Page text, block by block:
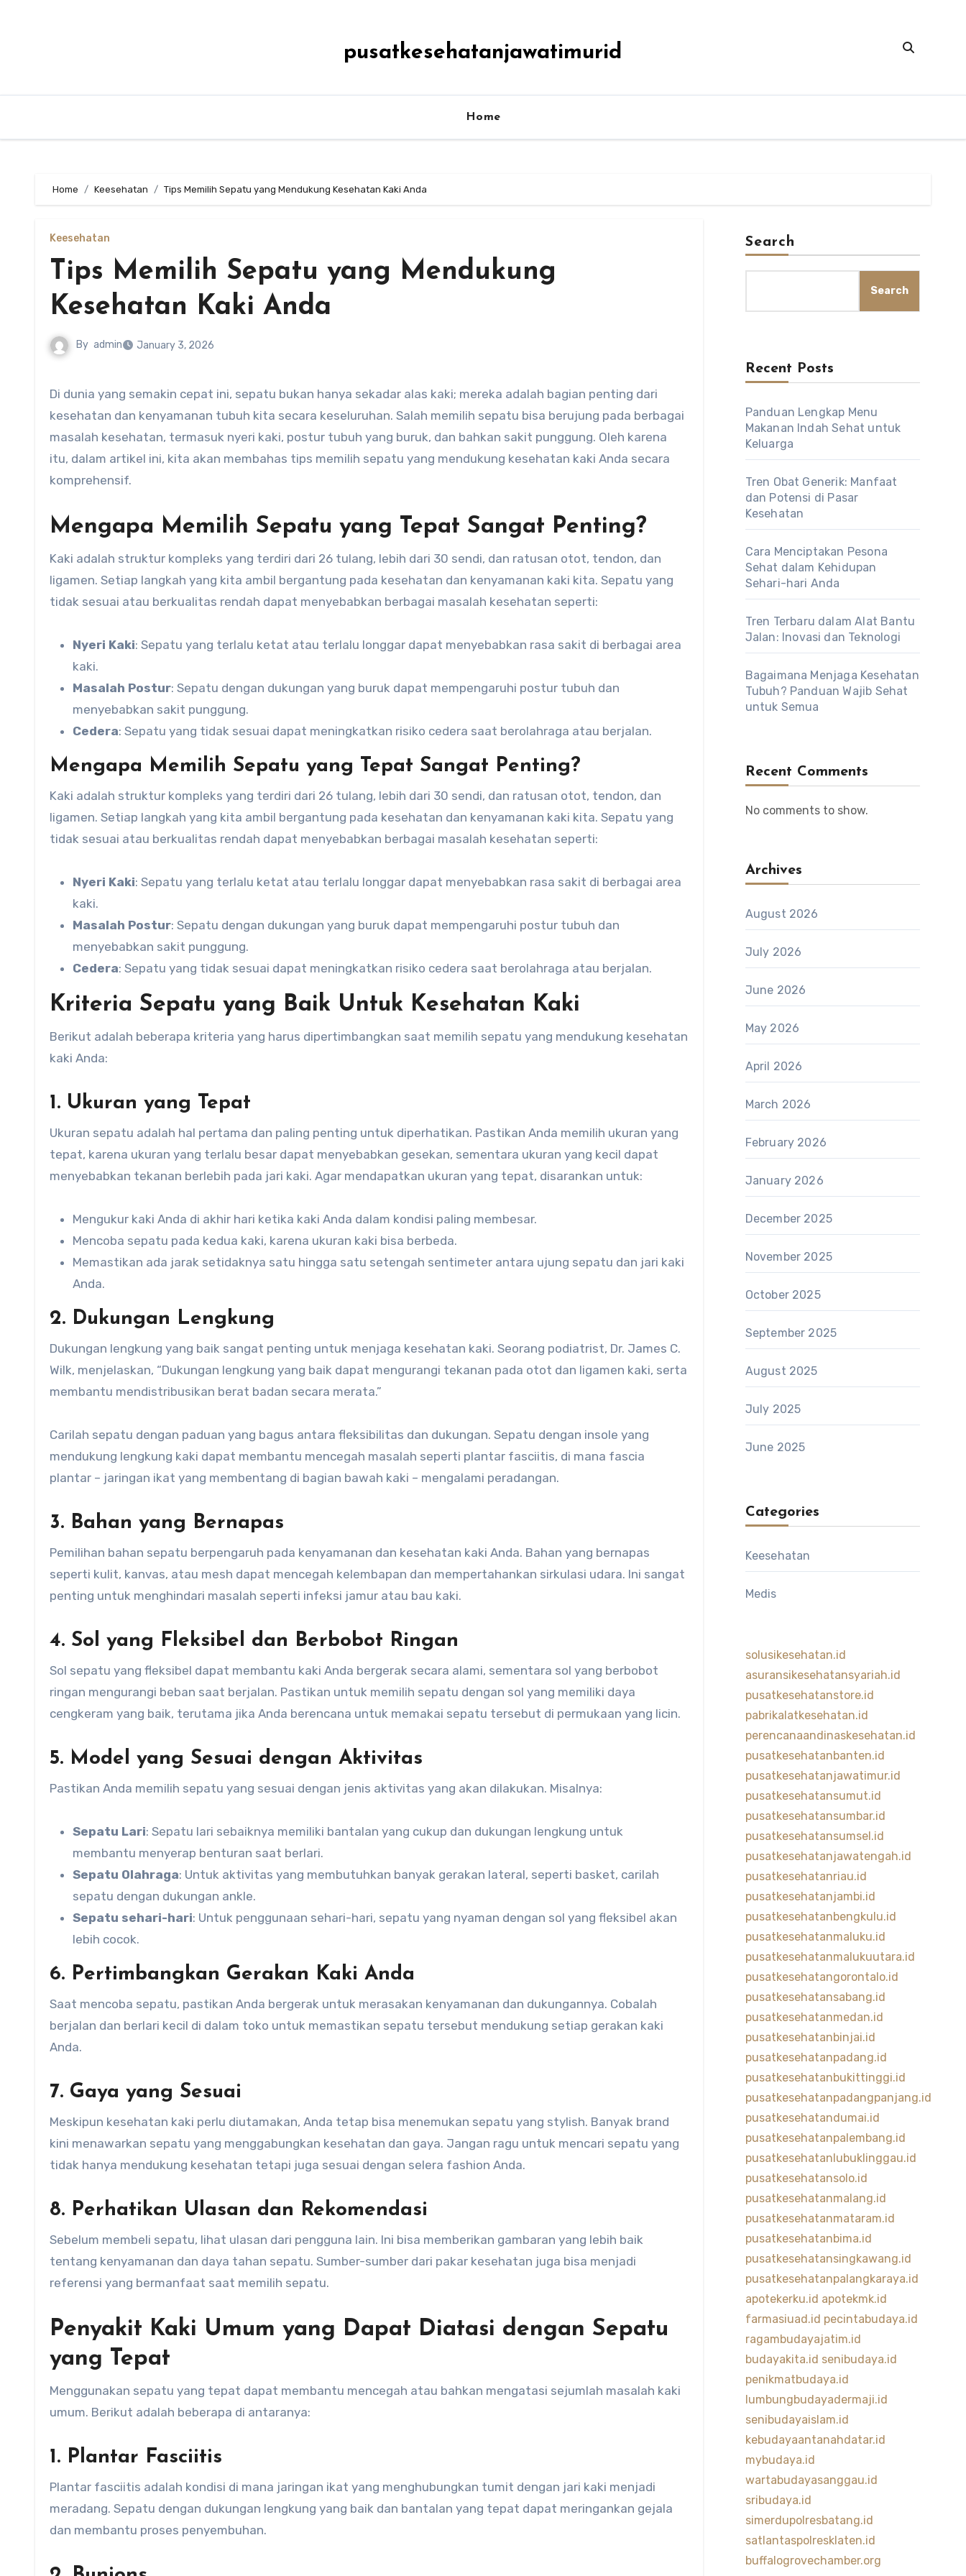
pusatkesehatanjawatimurid
Home
Home Keesehatan Tips Memilih Sepatu yang Mendukung Kesehatan Kaki Anda
Keesehatan
Tips Memilih Sepatu yang Mendukung
Kesehatan Kaki Anda
By admin January 3, 2026
Di dunia yang semakin cepat ini, sepatu bukan hanya sekadar alas kaki; mereka adalah bagian penting dari
kesehatan dan kenyamanan tubuh kita secara keseluruhan. Salah memilih sepatu bisa berujung pada berbagai
masalah kesehatan, termasuk nyeri kaki, postur tubuh yang buruk, dan bahkan sakit punggung. Oleh karena
itu, dalam artikel ini, kita akan membahas tips memilih sepatu yang mendukung kesehatan kaki Anda secara
komprehensif.
Mengapa Memilih Sepatu yang Tepat Sangat Penting?
Kaki adalah struktur kompleks yang terdiri dari 26 tulang, lebih dari 30 sendi, dan ratusan otot, tendon, dan
ligamen. Setiap langkah yang kita ambil bergantung pada kesehatan dan kenyamanan kaki kita. Sepatu yang
tidak sesuai atau berkualitas rendah dapat menyebabkan berbagai masalah kesehatan seperti:
Nyeri Kaki: Sepatu yang terlalu ketat atau terlalu longgar dapat menyebabkan rasa sakit di berbagai area
kaki.
Masalah Postur: Sepatu dengan dukungan yang buruk dapat mempengaruhi postur tubuh dan
menyebabkan sakit punggung.
Cedera: Sepatu yang tidak sesuai dapat meningkatkan risiko cedera saat berolahraga atau berjalan.
Mengapa Memilih Sepatu yang Tepat Sangat Penting?
Kaki adalah struktur kompleks yang terdiri dari 26 tulang, lebih dari 30 sendi, dan ratusan otot, tendon, dan
ligamen. Setiap langkah yang kita ambil bergantung pada kesehatan dan kenyamanan kaki kita. Sepatu yang
tidak sesuai atau berkualitas rendah dapat menyebabkan berbagai masalah kesehatan seperti:
Nyeri Kaki: Sepatu yang terlalu ketat atau terlalu longgar dapat menyebabkan rasa sakit di berbagai area
kaki.
Masalah Postur: Sepatu dengan dukungan yang buruk dapat mempengaruhi postur tubuh dan
menyebabkan sakit punggung.
Cedera: Sepatu yang tidak sesuai dapat meningkatkan risiko cedera saat berolahraga atau berjalan.
Kriteria Sepatu yang Baik Untuk Kesehatan Kaki
Berikut adalah beberapa kriteria yang harus dipertimbangkan saat memilih sepatu yang mendukung kesehatan
kaki Anda:
1. Ukuran yang Tepat
Ukuran sepatu adalah hal pertama dan paling penting untuk diperhatikan. Pastikan Anda memilih ukuran yang
tepat, karena ukuran yang terlalu besar dapat menyebabkan gesekan, sementara ukuran yang kecil dapat
menyebabkan tekanan berlebih pada jari kaki. Agar mendapatkan ukuran yang tepat, disarankan untuk:
Mengukur kaki Anda di akhir hari ketika kaki Anda dalam kondisi paling membesar.
Mencoba sepatu pada kedua kaki, karena ukuran kaki bisa berbeda.
Memastikan ada jarak setidaknya satu hingga satu setengah sentimeter antara ujung sepatu dan jari kaki
Anda.
2. Dukungan Lengkung
Dukungan lengkung yang baik sangat penting untuk menjaga kesehatan kaki. Seorang podiatrist, Dr. James C.
Wilk, menjelaskan, “Dukungan lengkung yang baik dapat mengurangi tekanan pada otot dan ligamen kaki, serta
membantu mendistribusikan berat badan secara merata.”
Carilah sepatu dengan paduan yang bagus antara fleksibilitas dan dukungan. Sepatu dengan insole yang
mendukung lengkung kaki dapat membantu mencegah masalah seperti plantar fasciitis, di mana fascia
plantar – jaringan ikat yang membentang di bagian bawah kaki – mengalami peradangan.
3. Bahan yang Bernapas
Pemilihan bahan sepatu berpengaruh pada kenyamanan dan kesehatan kaki Anda. Bahan yang bernapas
seperti kulit, kanvas, atau mesh dapat mencegah kelembapan dan mempertahankan sirkulasi udara. Ini sangat
penting untuk menghindari masalah seperti infeksi jamur atau bau kaki.
4. Sol yang Fleksibel dan Berbobot Ringan
Sol sepatu yang fleksibel dapat membantu kaki Anda bergerak secara alami, sementara sol yang berbobot
ringan mengurangi beban saat berjalan. Pastikan untuk memilih sepatu dengan sol yang memiliki daya
cengkeram yang baik, terutama jika Anda berencana untuk memakai sepatu tersebut di permukaan yang licin.
5. Model yang Sesuai dengan Aktivitas
Pastikan Anda memilih sepatu yang sesuai dengan jenis aktivitas yang akan dilakukan. Misalnya:
Sepatu Lari: Sepatu lari sebaiknya memiliki bantalan yang cukup dan dukungan lengkung untuk
membantu menyerap benturan saat berlari.
Sepatu Olahraga: Untuk aktivitas yang membutuhkan banyak gerakan lateral, seperti basket, carilah
sepatu dengan dukungan ankle.
Sepatu sehari-hari: Untuk penggunaan sehari-hari, sepatu yang nyaman dengan sol yang fleksibel akan
lebih cocok.
6. Pertimbangkan Gerakan Kaki Anda
Saat mencoba sepatu, pastikan Anda bergerak untuk merasakan kenyamanan dan dukungannya. Cobalah
berjalan dan berlari kecil di dalam toko untuk memastikan sepatu tersebut mendukung setiap gerakan kaki
Anda.
7. Gaya yang Sesuai
Meskipun kesehatan kaki perlu diutamakan, Anda tetap bisa menemukan sepatu yang stylish. Banyak brand
kini menawarkan sepatu yang menggabungkan kesehatan dan gaya. Jangan ragu untuk mencari sepatu yang
tidak hanya mendukung kesehatan tetapi juga sesuai dengan selera fashion Anda.
8. Perhatikan Ulasan dan Rekomendasi
Sebelum membeli sepatu, lihat ulasan dari pengguna lain. Ini bisa memberikan gambaran yang lebih baik
tentang kenyamanan dan daya tahan sepatu. Sumber-sumber dari pakar kesehatan juga bisa menjadi
referensi yang bermanfaat saat memilih sepatu.
Penyakit Kaki Umum yang Dapat Diatasi dengan Sepatu
yang Tepat
Menggunakan sepatu yang tepat dapat membantu mencegah atau bahkan mengatasi sejumlah masalah kaki
umum. Berikut adalah beberapa di antaranya:
1. Plantar Fasciitis
Plantar fasciitis adalah kondisi di mana jaringan ikat yang menghubungkan tumit dengan jari kaki menjadi
meradang. Sepatu dengan dukungan lengkung yang baik dan bantalan yang tepat dapat meringankan gejala
dan membantu proses penyembuhan.
Search
Search
Recent Posts
Panduan Lengkap Menu
Makanan Indah Sehat untuk
Keluarga
Tren Obat Generik: Manfaat
dan Potensi di Pasar
Kesehatan
Cara Menciptakan Pesona
Sehat dalam Kehidupan
Sehari-hari Anda
Tren Terbaru dalam Alat Bantu
Jalan: Inovasi dan Teknologi
Bagaimana Menjaga Kesehatan
Tubuh? Panduan Wajib Sehat
untuk Semua
Recent Comments
No comments to show.
Archives
August 2026
July 2026
June 2026
May 2026
April 2026
March 2026
February 2026
January 2026
December 2025
November 2025
October 2025
September 2025
August 2025
July 2025
June 2025
Categories
Keesehatan
Medis
solusikesehatan.id
asuransikesehatansyariah.id
pusatkesehatanstore.id
pabrikalatkesehatan.id
perencanaandinaskesehatan.id
pusatkesehatanbanten.id
pusatkesehatanjawatimur.id
pusatkesehatansumut.id
pusatkesehatansumbar.id
pusatkesehatansumsel.id
pusatkesehatanjawatengah.id
pusatkesehatanriau.id
pusatkesehatanjambi.id
pusatkesehatanbengkulu.id
pusatkesehatanmaluku.id
pusatkesehatanmalukuutara.id
pusatkesehatangorontalo.id
pusatkesehatansabang.id
pusatkesehatanmedan.id
pusatkesehatanbinjai.id
pusatkesehatanpadang.id
pusatkesehatanbukittinggi.id
pusatkesehatanpadangpanjang.id
pusatkesehatandumai.id
pusatkesehatanpalembang.id
pusatkesehatanlubuklinggau.id
pusatkesehatansolo.id
pusatkesehatanmalang.id
pusatkesehatanmataram.id
pusatkesehatanbima.id
pusatkesehatansingkawang.id
pusatkesehatanpalangkaraya.id
apotekerku.id apotekmk.id
farmasiuad.id pecintabudaya.id
ragambudayajatim.id
budayakita.id senibudaya.id
penikmatbudaya.id
lumbungbudayadermaji.id
senibudayaislam.id
kebudayaantanahdatar.id
mybudaya.id
wartabudayasanggau.id
sribudaya.id
simerdupolresbatang.id
satlantaspolresklaten.id
buffalogrovechamber.org